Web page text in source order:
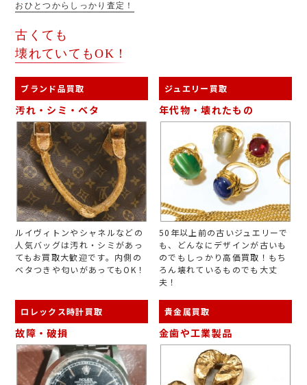
おひとつからしっかり査定！
古くても
壊れていてもOK！
ブランド品買取
汚れ・シミ・ベタ
ルイヴィトンやシャネルなどの
人気バッグは汚れ・シミがあっ
てもお買取大歓迎です。内側の
ベタつきや匂いがあってもOK！
ジュエリー買取
年代物・壊れたもの
50年以上前の古いジュエリーで
も、どんなにデザインが古いも
のでもしっかり高価買取！もち
ろん壊れているものでも大丈
夫！
ロレックス時計買取
故障・破損
貴金属買取
金歯や工業製品